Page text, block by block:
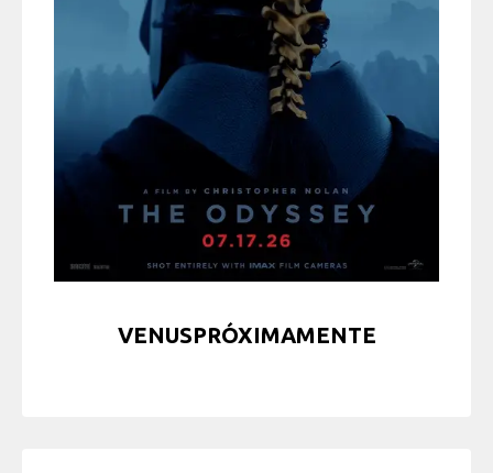
VENUSPRÓXIMAMENTE